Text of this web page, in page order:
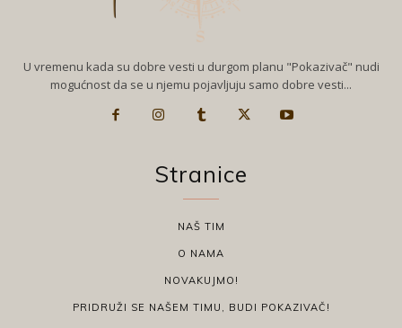
U vremenu kada su dobre vesti u durgom planu "Pokazivač" nudi
mogućnost da se u njemu pojavljuju samo dobre vesti...
Stranice
NAŠ TIM
O NAMA
NOVAKUJMO!
PRIDRUŽI SE NAŠEM TIMU, BUDI POKAZIVAČ!